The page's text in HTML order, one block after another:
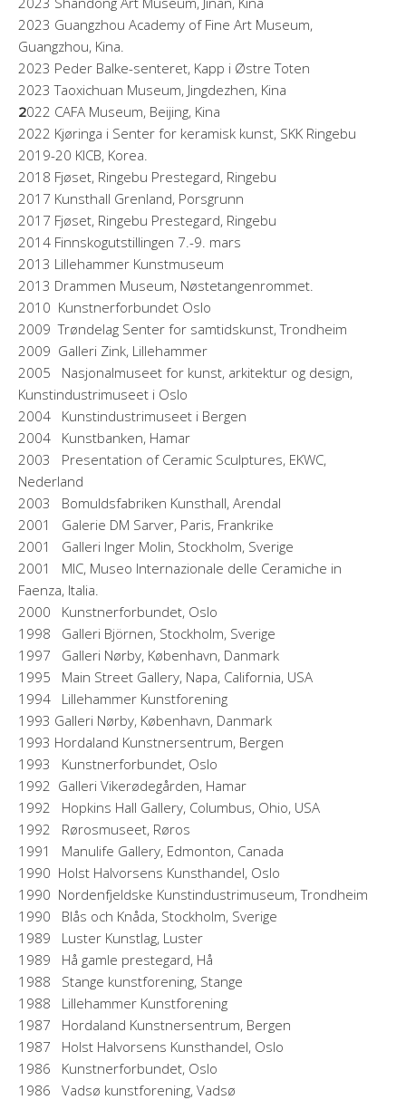
2023 Guangzhou Academy of Fine Art Museum,
Guangzhou, Kina.
2023 Peder Balke-senteret, Kapp i Østre Toten
2023 Taoxichuan Museum, Jingdezhen, Kina
2022 CAFA Museum, Beijing, Kina
2022 Kjøringa i Senter for keramisk kunst, SKK Ringebu
2019-20 KICB, Korea.
2018 Fjøset, Ringebu Prestegard, Ringebu
2017 Kunsthall Grenland, Porsgrunn
2017 Fjøset, Ringebu Prestegard, Ringebu
2014 Finnskogutstillingen 7.-9. mars
2013 Lillehammer Kunstmuseum
2013 Drammen Museum, Nøstetangenrommet.
2010 Kunstnerforbundet Oslo
2009 Trøndelag Senter for samtidskunst, Trondheim
2009 Galleri Zink, Lillehammer
2005 Nasjonalmuseet for kunst, arkitektur og design,
Kunstindustrimuseet i Oslo
2004 Kunstindustrimuseet i Bergen
2004 Kunstbanken, Hamar
2003 Presentation of Ceramic Sculptures, EKWC,
Nederland
2003 Bomuldsfabriken Kunsthall, Arendal
2001 Galerie DM Sarver, Paris, Frankrike
2001 Galleri Inger Molin, Stockholm, Sverige
2001 MIC, Museo Internazionale delle Ceramiche in
Faenza, Italia.
2000 Kunstnerforbundet, Oslo
1998 Galleri Björnen, Stockholm, Sverige
1997 Galleri Nørby, København, Danmark
1995 Main Street Gallery, Napa, California, USA
1994 Lillehammer Kunstforening
1993 Galleri Nørby, København, Danmark
1993 Hordaland Kunstnersentrum, Bergen
1993 Kunstnerforbundet, Oslo
1992 Galleri Vikerødegården, Hamar
1992 Hopkins Hall Gallery, Columbus, Ohio, USA
1992 Rørosmuseet, Røros
1991 Manulife Gallery, Edmonton, Canada
1990 Holst Halvorsens Kunsthandel, Oslo
1990 Nordenfjeldske Kunstindustrimuseum, Trondheim
1990 Blås och Knåda, Stockholm, Sverige
1989 Luster Kunstlag, Luster
1989 Hå gamle prestegard, Hå
1988 Stange kunstforening, Stange
1988 Lillehammer Kunstforening
1987 Hordaland Kunstnersentrum, Bergen
1987 Holst Halvorsens Kunsthandel, Oslo
1986 Kunstnerforbundet, Oslo
1986 Vadsø kunstforening, Vadsø